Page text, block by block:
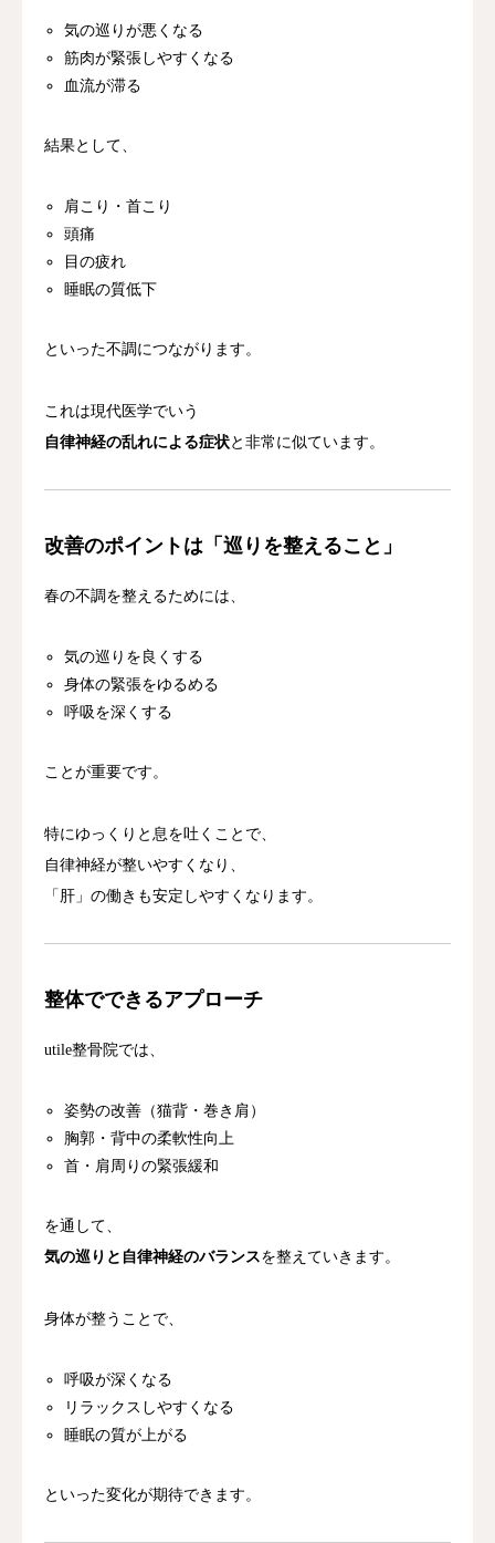
気の巡りが悪くなる
筋肉が緊張しやすくなる
血流が滞る
結果として、
肩こり・首こり
頭痛
目の疲れ
睡眠の質低下
といった不調につながります。
これは現代医学でいう
自律神経の乱れによる症状と非常に似ています。
改善のポイントは「巡りを整えること」
春の不調を整えるためには、
気の巡りを良くする
身体の緊張をゆるめる
呼吸を深くする
ことが重要です。
特にゆっくりと息を吐くことで、
自律神経が整いやすくなり、
「肝」の働きも安定しやすくなります。
整体でできるアプローチ
utile整骨院では、
姿勢の改善（猫背・巻き肩）
胸郭・背中の柔軟性向上
首・肩周りの緊張緩和
を通して、
気の巡りと自律神経のバランスを整えていきます。
身体が整うことで、
呼吸が深くなる
リラックスしやすくなる
睡眠の質が上がる
といった変化が期待できます。